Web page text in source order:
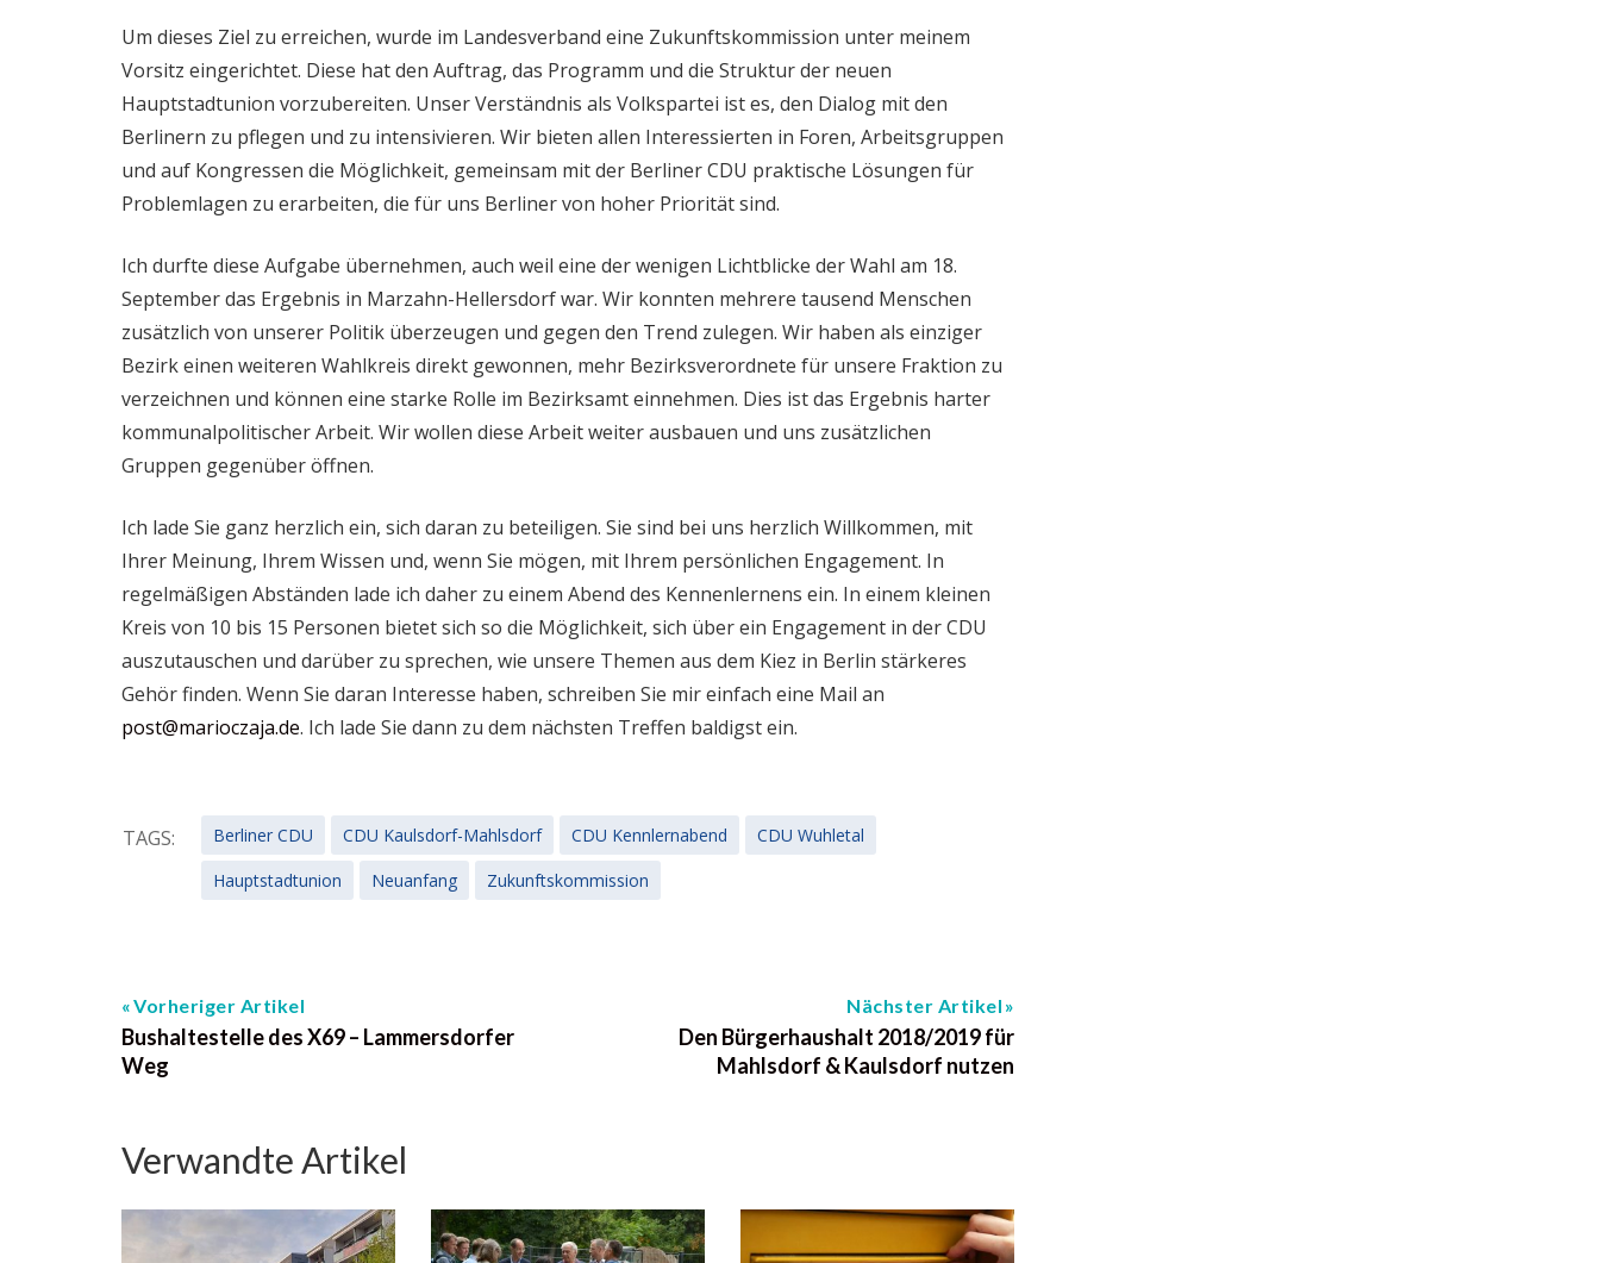
Um dieses Ziel zu erreichen, wurde im Landesverband eine Zukunftskommission unter meinem
Vorsitz eingerichtet. Diese hat den Auftrag, das Programm und die Struktur der neuen
Hauptstadtunion vorzubereiten. Unser Verständnis als Volkspartei ist es, den Dialog mit den
Berlinern zu pflegen und zu intensivieren. Wir bieten allen Interessierten in Foren, Arbeitsgruppen
und auf Kongressen die Möglichkeit, gemeinsam mit der Berliner CDU praktische Lösungen für
Problemlagen zu erarbeiten, die für uns Berliner von hoher Priorität sind.
Ich durfte diese Aufgabe übernehmen, auch weil eine der wenigen Lichtblicke der Wahl am 18.
September das Ergebnis in Marzahn-Hellersdorf war. Wir konnten mehrere tausend Menschen
zusätzlich von unserer Politik überzeugen und gegen den Trend zulegen. Wir haben als einziger
Bezirk einen weiteren Wahlkreis direkt gewonnen, mehr Bezirksverordnete für unsere Fraktion zu
verzeichnen und können eine starke Rolle im Bezirksamt einnehmen. Dies ist das Ergebnis harter
kommunalpolitischer Arbeit. Wir wollen diese Arbeit weiter ausbauen und uns zusätzlichen
Gruppen gegenüber öffnen.
Ich lade Sie ganz herzlich ein, sich daran zu beteiligen. Sie sind bei uns herzlich Willkommen, mit
Ihrer Meinung, Ihrem Wissen und, wenn Sie mögen, mit Ihrem persönlichen Engagement. In
regelmäßigen Abständen lade ich daher zu einem Abend des Kennenlernens ein. In einem kleinen
Kreis von 10 bis 15 Personen bietet sich so die Möglichkeit, sich über ein Engagement in der CDU
auszutauschen und darüber zu sprechen, wie unsere Themen aus dem Kiez in Berlin stärkeres
Gehör finden. Wenn Sie daran Interesse haben, schreiben Sie mir einfach eine Mail an
post@marioczaja.de. Ich lade Sie dann zu dem nächsten Treffen baldigst ein.
TAGS: Berliner CDU CDU Kaulsdorf-Mahlsdorf CDU Kennlernabend
CDU Wuhletal
Hauptstadtunion
Neuanfang Zukunftskommission
Vorheriger Artikel
Bushaltestelle des X69 – Lammersdorfer
Weg
Nächster Artikel
Den Bürgerhaushalt 2018/2019 für
Mahlsdorf & Kaulsdorf nutzen
Verwandte Artikel